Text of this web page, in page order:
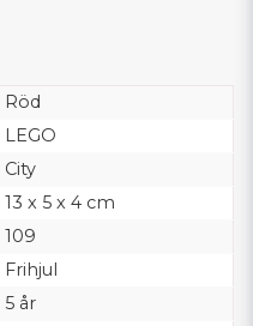
Röd
LEGO
City
13 x 5 x 4 cm
109
Frihjul
5 år